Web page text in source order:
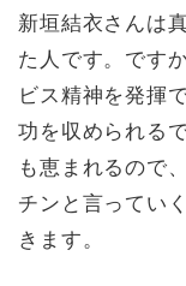
新垣結衣さんは
た人です。です
ビス精神を発揮
功を収められる
も恵まれるので
チンと言ってい
きます。